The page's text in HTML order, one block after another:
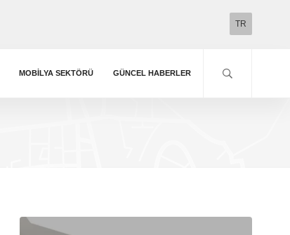
TR
MOBILYA SEKTÖRÜ GÜNCEL HABERLER